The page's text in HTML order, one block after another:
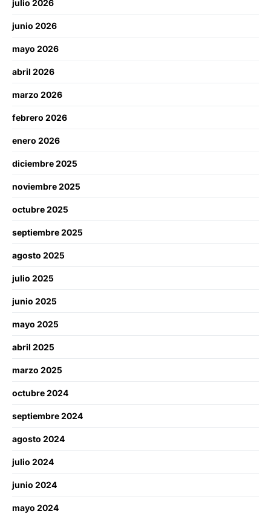
julio 2026
junio 2026
mayo 2026
abril 2026
marzo 2026
febrero 2026
enero 2026
diciembre 2025
noviembre 2025
octubre 2025
septiembre 2025
agosto 2025
julio 2025
junio 2025
mayo 2025
abril 2025
marzo 2025
octubre 2024
septiembre 2024
agosto 2024
julio 2024
junio 2024
mayo 2024